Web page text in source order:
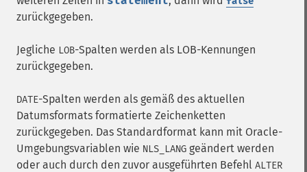
zurückgegeben.
Jegliche LOB-Spalten werden als LOB-Kennungen
zurückgegeben.
DATE-Spalten werden als gemäß des aktuellen
Datumsformats formatierte Zeichenketten
zurückgegeben. Das Standardformat kann mit Oracle-
Umgebungsvariablen wie NLS_LANG geändert werden
oder auch durch den zuvor ausgeführten Befehl ALTER